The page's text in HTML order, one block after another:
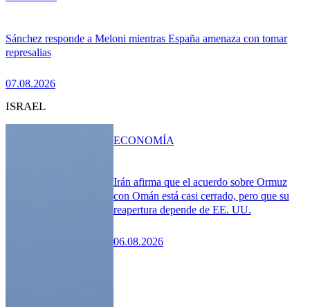
Sánchez responde a Meloni mientras España amenaza con tomar
represalias
07.08.2026
ISRAEL
Irán afirma que el acuerdo sobre Ormuz
con Omán está casi cerrado, pero que su
reapertura depende de EE. UU.
06.08.2026
ECONOMÍA